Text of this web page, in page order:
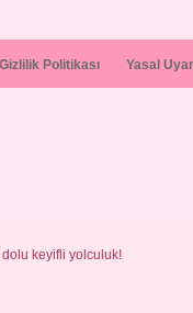
Gizlilik Politikası Yasal
keyifli yolculuk!